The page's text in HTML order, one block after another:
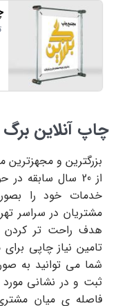
چاپ آنلاین برگ
بزرگترین و
از 20 سال
خدمات خود را
مشتریان در سراسر
هدف راحت تر کردن
تامین نیاز چاپی
شما می توانید به
ثبت و در نشانی مورد
فاصله ی میان